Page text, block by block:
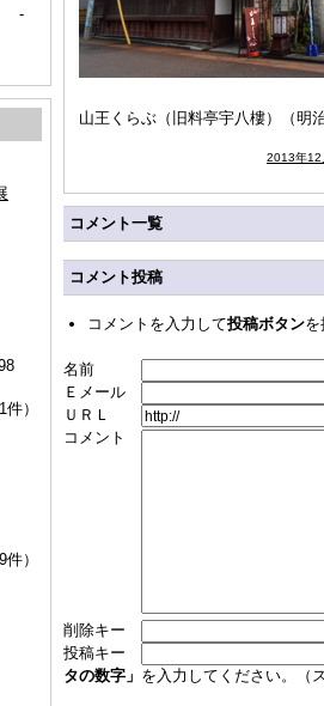
-
件）
件）
山王くらぶ（旧料亭宇八樓）（明
2013年12
コメント一覧
コメント投稿
コメントを入力して投稿ボタン
名前
Ｅメール
ＵＲＬ
コメント
削除キー
投稿キー
タの数字」 を入力してください。（